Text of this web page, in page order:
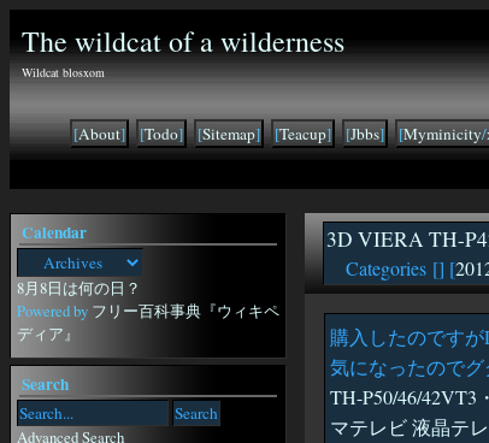
The wildcat of a wilderness
Wildcat blosxom
[About] [Todo] [Sitemap] [Teacup] [Jbbs] [Myminicity/
3D VIERA TH-
Categories [] [
購入したのです
気になったので
TH-P50/46/42VT3
マテレビ 液晶テ
Calendar
8月8日は何の日？
Powered by フリー百科事典『ウィキペ
ディア』
Search
Advanced Search